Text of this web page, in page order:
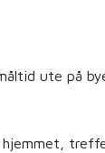
ute på